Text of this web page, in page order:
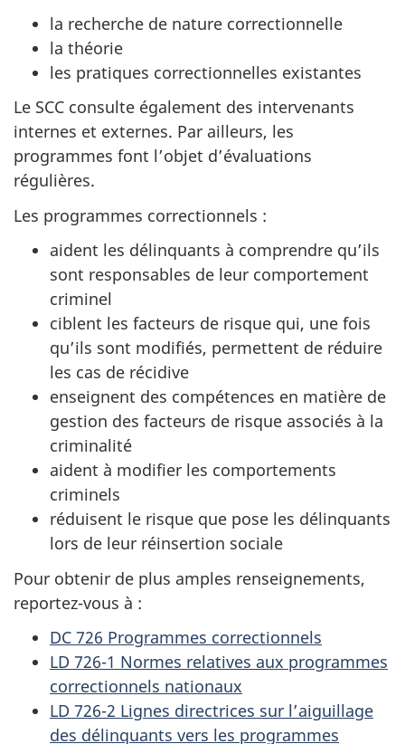
la recherche de nature correctionnelle
la théorie
les pratiques correctionnelles existantes
Le SCC consulte également des intervenants
internes et externes. Par ailleurs, les
programmes font l’objet d’évaluations
régulières.
Les programmes correctionnels :
aident les délinquants à comprendre qu’ils
sont responsables de leur comportement
criminel
ciblent les facteurs de risque qui, une fois
qu’ils sont modifiés, permettent de réduire
les cas de récidive
enseignent des compétences en matière de
gestion des facteurs de risque associés à la
criminalité
aident à modifier les comportements
criminels
réduisent le risque que pose les délinquants
lors de leur réinsertion sociale
Pour obtenir de plus amples renseignements,
reportez-vous à :
DC 726 Programmes correctionnels
LD 726-1 Normes relatives aux programmes
correctionnels nationaux
LD 726-2 Lignes directrices sur l’aiguillage
des délinquants vers les programmes